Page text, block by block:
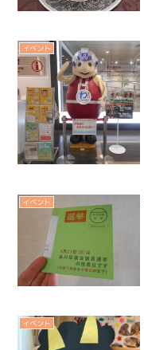
イベント
イベント
イベント